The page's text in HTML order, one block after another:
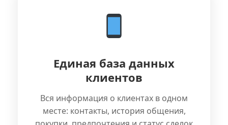
Единая база данных
клиентов
Вся информация о клиентах в одном
месте: контакты, история общения,